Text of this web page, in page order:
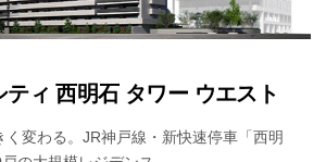
ティ 西明石 タワー ウエスト
変わる。JR神戸線・新快速停車「西明